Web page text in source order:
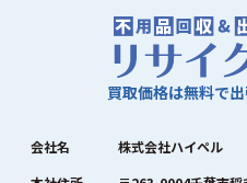
買取価格は無料で
会社名
株式会社ハイペル